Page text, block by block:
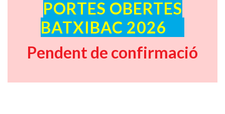
PORTES OBERTES
BATXIBAC 2026
Pendent de confirmació